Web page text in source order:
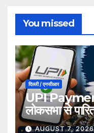
You missed
दिल्ली / एनसीआर
UPI
लोकसभा से
भुगतान पर लग
AUGUST 7,